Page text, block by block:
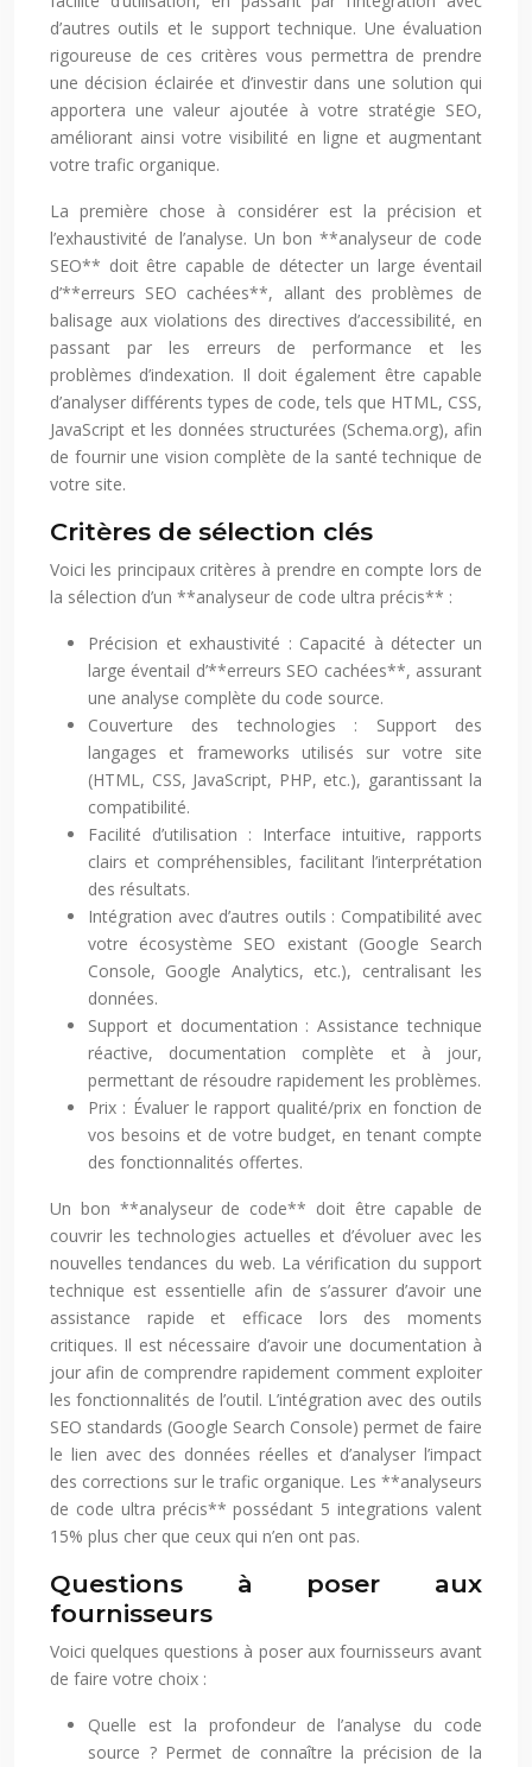
d’autres outils et le support technique. Une évaluation
rigoureuse de ces critères vous permettra de prendre
une décision éclairée et d’investir dans une solution qui
apportera une valeur ajoutée à votre stratégie SEO,
améliorant ainsi votre visibilité en ligne et augmentant
votre trafic organique.
La première chose à considérer est la précision et
l’exhaustivité de l’analyse. Un bon **analyseur de code
SEO** doit être capable de détecter un large éventail
d’**erreurs SEO cachées**, allant des problèmes de
balisage aux violations des directives d’accessibilité, en
passant par les erreurs de performance et les
problèmes d’indexation. Il doit également être capable
d’analyser différents types de code, tels que HTML, CSS,
JavaScript et les données structurées (Schema.org), afin
de fournir une vision complète de la santé technique de
votre site.
Critères de sélection clés
Voici les principaux critères à prendre en compte lors de
la sélection d’un **analyseur de code ultra précis** :
Précision et exhaustivité : Capacité à détecter un
large éventail d’**erreurs SEO cachées**, assurant
une analyse complète du code source.
Couverture des technologies : Support des
langages et frameworks utilisés sur votre site
(HTML, CSS, JavaScript, PHP, etc.), garantissant la
compatibilité.
Facilité d’utilisation : Interface intuitive, rapports
clairs et compréhensibles, facilitant l’interprétation
des résultats.
Intégration avec d’autres outils : Compatibilité avec
votre écosystème SEO existant (Google Search
Console, Google Analytics, etc.), centralisant les
données.
Support et documentation : Assistance technique
réactive, documentation complète et à jour,
permettant de résoudre rapidement les problèmes.
Prix : Évaluer le rapport qualité/prix en fonction de
vos besoins et de votre budget, en tenant compte
des fonctionnalités offertes.
Un bon **analyseur de code** doit être capable de
couvrir les technologies actuelles et d’évoluer avec les
nouvelles tendances du web. La vérification du support
technique est essentielle afin de s’assurer d’avoir une
assistance rapide et efficace lors des moments
critiques. Il est nécessaire d’avoir une documentation à
jour afin de comprendre rapidement comment exploiter
les fonctionnalités de l’outil. L’intégration avec des outils
SEO standards (Google Search Console) permet de faire
le lien avec des données réelles et d’analyser l’impact
des corrections sur le trafic organique. Les **analyseurs
de code ultra précis** possédant 5 integrations valent
15% plus cher que ceux qui n’en ont pas.
Questions à poser aux
fournisseurs
Voici quelques questions à poser aux fournisseurs avant
de faire votre choix :
Quelle est la profondeur de l’analyse du code
source ? Permet de connaître la précision de la